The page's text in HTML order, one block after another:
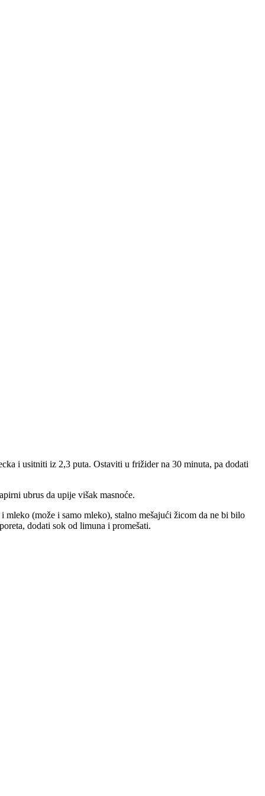
i usitniti iz 2,3 puta. Ostaviti u frižider na 30 minuta, pa dodati
ubrus da upije višak masnoće.
(može i samo mleko), stalno mešajući žicom da ne bi bilo
dodati sok od limuna i promešati.